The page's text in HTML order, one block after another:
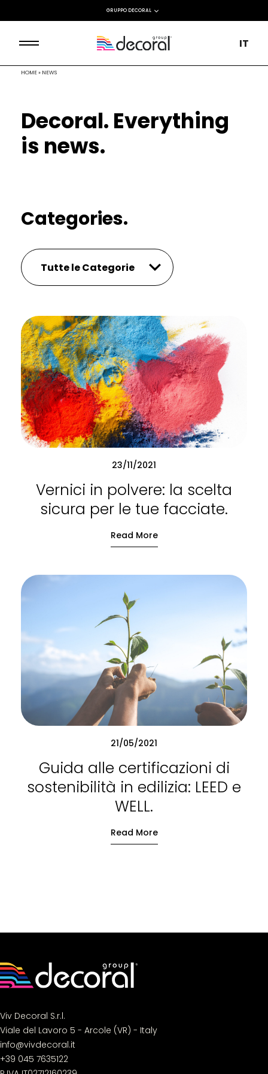
GRUPPO DECORAL
IT
HOME» NEWS
Decoral. Everything
is news.
Categories.
23/11/2021
Vernici in polvere: la scelta
sicura per le tue facciate.
Read More
21/05/2021
Guida alle certificazioni di
sostenibilità in edilizia: LEED e
WELL.
Read More
Viv Decoral S.r.l.
Viale del Lavoro 5 - Arcole (VR) - Italy
info@vivdecoral.it
+39 045 7635122